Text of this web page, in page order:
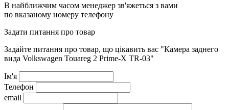
В найближчим часом менеджер зв'яжеться з вами
по вказаному номеру телефону
Задати питання про товар
Задайте питання про товар, що цікавить вас "Камера заднего
вида Volkswagen Touareg 2 Prime-X TR-03"
Ім'я
Телефон
email